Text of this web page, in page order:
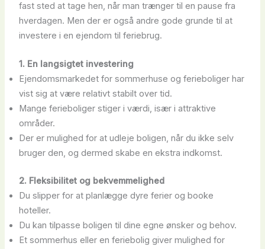
fast sted at tage hen, når man trænger til en pause fra
hverdagen. Men der er også andre gode grunde til at
investere i en ejendom til feriebrug.
1. En langsigtet investering
Ejendomsmarkedet for sommerhuse og ferieboliger har
vist sig at være relativt stabilt over tid.
Mange ferieboliger stiger i værdi, især i attraktive
områder.
Der er mulighed for at udleje boligen, når du ikke selv
bruger den, og dermed skabe en ekstra indkomst.
2. Fleksibilitet og bekvemmelighed
Du slipper for at planlægge dyre ferier og booke
hoteller.
Du kan tilpasse boligen til dine egne ønsker og behov.
Et sommerhus eller en feriebolig giver mulighed for